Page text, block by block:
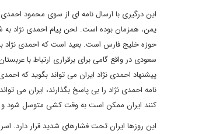
این درگیری با ارسال نامه ای از سوی محمود
یمن، همزمان بوده است. لحن پیام احمدی نژاد به
حوزه خلیج فارس است. بعید است که احمدی نژاد
سعودی در واقع گامی برای برقراری ارتباط با
پیشنهاد احمدی نژاد ایران می تواند بگوید که
نامه احمدی نژاد را بی پاسخ بگذارند، ایران می
کنند ایران ممکن است به وقت کشی متوسل شود و
این روزها ایران تحت فشارهای شدید قرار دارد.